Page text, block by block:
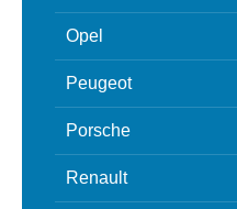
Opel
Peugeot
Porsche
Renault